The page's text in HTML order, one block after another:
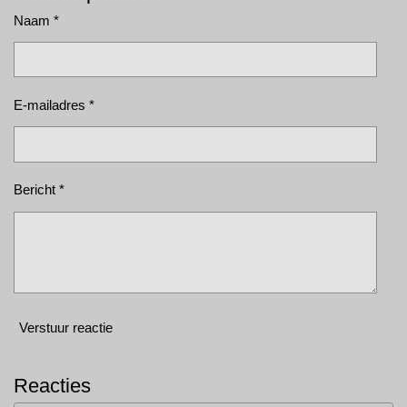
Naam *
E-mailadres *
Bericht *
Verstuur reactie
Reacties